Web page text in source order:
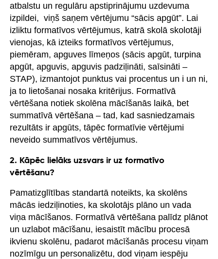
atbalstu un regulāru apstiprinājumu uzdevuma
izpildei, viņš saņem vērtējumu “sācis apgūt”. Lai
izliktu formatīvos vērtējumus, katrā skolā skolotāji
vienojas, kā izteiks formatīvos vērtējumus,
piemēram, apguves līmeņos (sācis apgūt, turpina
apgūt, apguvis, apguvis padziļināti, saīsināti –
STAP), izmantojot punktus vai procentus un i un ni,
ja to lietošanai nosaka kritērijus. Formatīvā
vērtēšana notiek skolēna mācīšanās laikā, bet
summatīvā vērtēšana – tad, kad sasniedzamais
rezultāts ir apgūts, tāpēc formatīvie vērtējumi
neveido summatīvos vērtējumus.
2. Kāpēc lielāks uzsvars ir uz formatīvo
vērtēšanu?
Pamatizglītības standartā noteikts, ka skolēns
mācās iedziļinoties, ka skolotājs plāno un vada
viņa mācīšanos. Formatīvā vērtēšana palīdz plānot
un uzlabot mācīšanu, iesaistīt mācību procesā
ikvienu skolēnu, padarot mācīšanās procesu viņam
nozīmīgu un personalizētu, dod viņam iespēju